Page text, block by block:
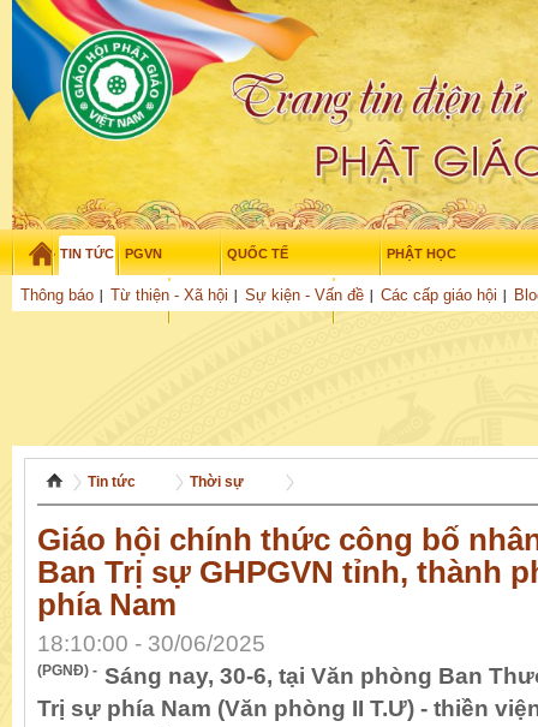
TIN TỨC
Thông báo Từ thiện - Xã hội Sự kiện - Vấn đề Các cấp giáo hội
PGVN QUỐC TẾ PHẬT HỌC
THỜI ĐẠI TUỔI TRẺ NGHIÊN CỨU
Thứ sáu - 7/08/2026 – 01: 40:29
Tin tức Thời sự
Giáo hội chính thức công bố
Ban Trị sự GHPGVN tỉnh, thành
phía Nam
18:10:00 - 30/06/2025
(PGNĐ) - Sáng nay, 30-6, tại Văn phòng Ban
Trị sự phía Nam (Văn phòng II T.Ư) - thiền